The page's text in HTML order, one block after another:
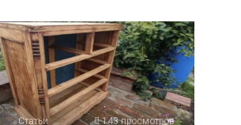
Статьи 143 просмотров